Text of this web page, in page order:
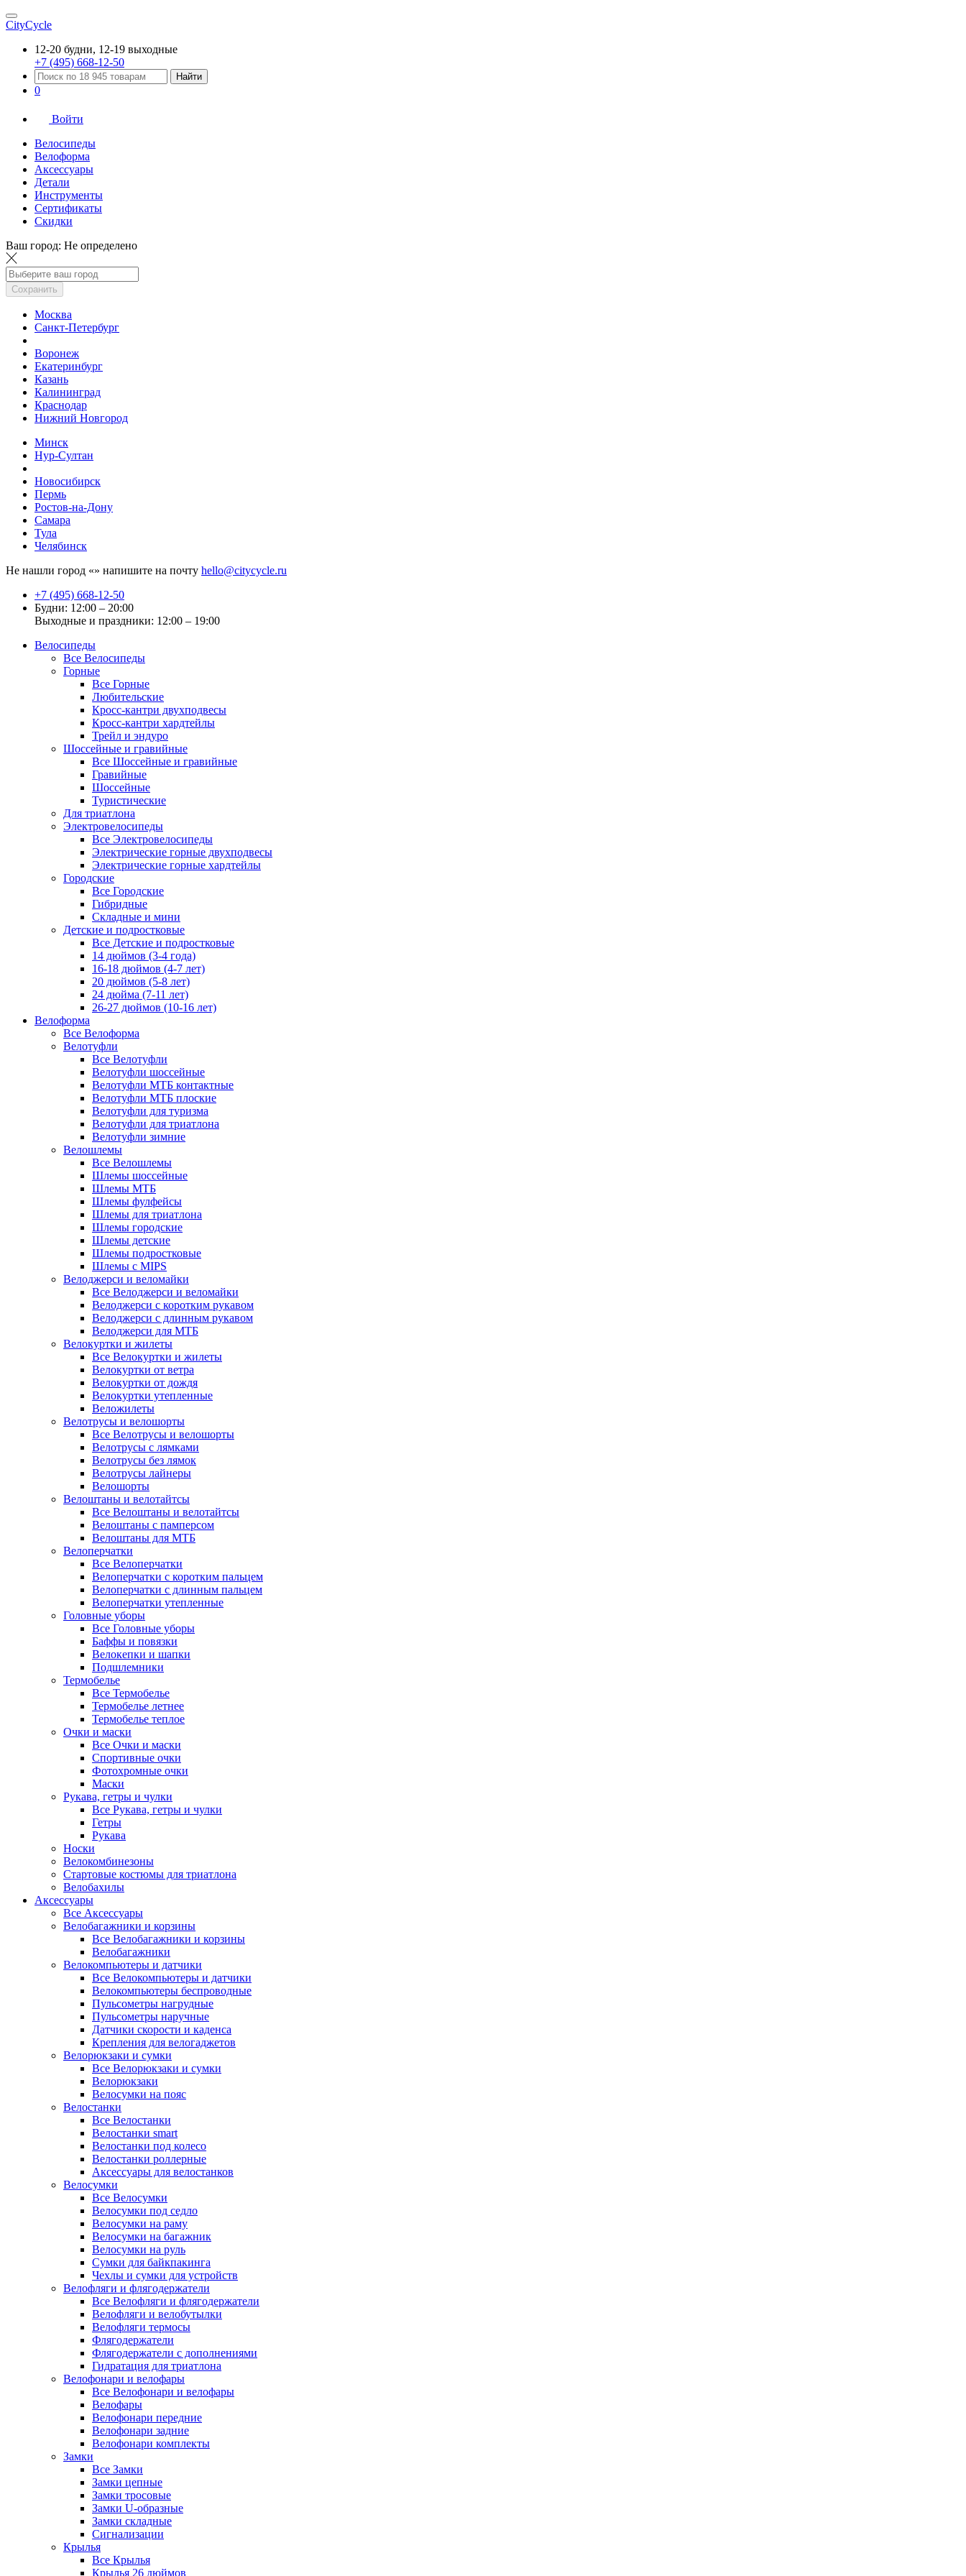
CityCycle
12-20 будни, 12-19 выходные
+7 (495) 668-12-50
Найти
0
Войти
Велосипеды
Велоформа
Аксессуары
Детали
Инструменты
Сертификаты
Скидки
Ваш город: Не определено
Сохранить
Москва
Санкт-Петербург
Воронеж
Екатеринбург
Казань
Калининград
Краснодар
Нижний Новгород
Минск
Нур-Султан
Новосибирск
Пермь
Ростов-на-Дону
Самара
Тула
Челябинск
Не нашли город «» напишите на почту hello@citycycle.ru
+7 (495) 668-12-50
Будни: 12:00 – 20:00
Выходные и праздники: 12:00 – 19:00
Велосипеды
Все Велосипеды
Горные
Все Горные
Любительские
Кросс-кантри двухподвесы
Кросс-кантри хардтейлы
Трейл и эндуро
Шоссейные и гравийные
Все Шоссейные и гравийные
Гравийные
Шоссейные
Туристические
Для триатлона
Электровелосипеды
Все Электровелосипеды
Электрические горные двухподвесы
Электрические горные хардтейлы
Городские
Все Городские
Гибридные
Складные и мини
Детские и подростковые
Все Детские и подростковые
14 дюймов (3-4 года)
16-18 дюймов (4-7 лет)
20 дюймов (5-8 лет)
24 дюйма (7-11 лет)
26-27 дюймов (10-16 лет)
Велоформа
Все Велоформа
Велотуфли
Все Велотуфли
Велотуфли шоссейные
Велотуфли МТБ контактные
Велотуфли МТБ плоские
Велотуфли для туризма
Велотуфли для триатлона
Велотуфли зимние
Велошлемы
Все Велошлемы
Шлемы шоссейные
Шлемы МТБ
Шлемы фулфейсы
Шлемы для триатлона
Шлемы городские
Шлемы детские
Шлемы подростковые
Шлемы с MIPS
Велоджерси и веломайки
Все Велоджерси и веломайки
Велоджерси с коротким рукавом
Велоджерси с длинным рукавом
Велоджерси для МТБ
Велокуртки и жилеты
Все Велокуртки и жилеты
Велокуртки от ветра
Велокуртки от дождя
Велокуртки утепленные
Веложилеты
Велотрусы и велошорты
Все Велотрусы и велошорты
Велотрусы с лямками
Велотрусы без лямок
Велотрусы лайнеры
Велошорты
Велоштаны и велотайтсы
Все Велоштаны и велотайтсы
Велоштаны с памперсом
Велоштаны для МТБ
Велоперчатки
Все Велоперчатки
Велоперчатки с коротким пальцем
Велоперчатки с длинным пальцем
Велоперчатки утепленные
Головные уборы
Все Головные уборы
Баффы и повязки
Велокепки и шапки
Подшлемники
Термобелье
Все Термобелье
Термобелье летнее
Термобелье теплое
Очки и маски
Все Очки и маски
Спортивные очки
Фотохромные очки
Маски
Рукава, гетры и чулки
Все Рукава, гетры и чулки
Гетры
Рукава
Носки
Велокомбинезоны
Стартовые костюмы для триатлона
Велобахилы
Аксессуары
Все Аксессуары
Велобагажники и корзины
Все Велобагажники и корзины
Велобагажники
Велокомпьютеры и датчики
Все Велокомпьютеры и датчики
Велокомпьютеры беспроводные
Пульсометры нагрудные
Пульсометры наручные
Датчики скорости и каденса
Крепления для велогаджетов
Велорюкзаки и сумки
Все Велорюкзаки и сумки
Велорюкзаки
Велосумки на пояс
Велостанки
Все Велостанки
Велостанки smart
Велостанки под колесо
Велостанки роллерные
Аксессуары для велостанков
Велосумки
Все Велосумки
Велосумки под седло
Велосумки на раму
Велосумки на багажник
Велосумки на руль
Сумки для байкпакинга
Чехлы и сумки для устройств
Велофляги и флягодержатели
Все Велофляги и флягодержатели
Велофляги и велобутылки
Велофляги термосы
Флягодержатели
Флягодержатели с дополнениями
Гидратация для триатлона
Велофонари и велофары
Все Велофонари и велофары
Велофары
Велофонари передние
Велофонари задние
Велофонари комплекты
Замки
Все Замки
Замки цепные
Замки тросовые
Замки U-образные
Замки складные
Сигнализации
Крылья
Все Крылья
Крылья 26 дюймов